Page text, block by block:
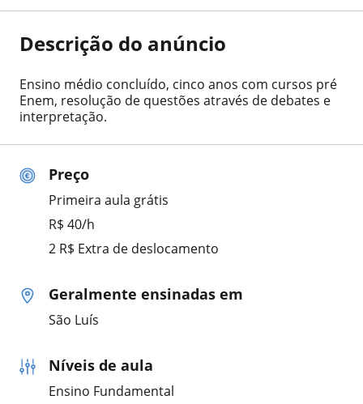
Preço
Primeira aula grátis
R$ 40/h
2 R$ Extra de deslocamento
Geralmente ensinadas em
São Luís
Níveis de aula
Ensino Fundamental
Descrição do anúncio
Ensino médio concluído, cinco anos com cursos pré
Enem, resolução de questões através de debates e
interpretação.